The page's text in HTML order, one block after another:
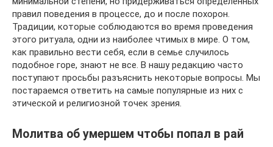
правил поведения в процессе, до и после похорон.
Традиции, которые соблюдаются во время проведения
этого ритуала, одни из наиболее чтимых в мире. О том,
как правильно вести себя, если в семье случилось
подобное горе, знают не все. В нашу редакцию часто
поступают просьбы разъяснить некоторые вопросы. Мы
постараемся ответить на самые популярные из них с
этической и религиозной точек зрения.
Молитва об умершем чтобы попал в рай